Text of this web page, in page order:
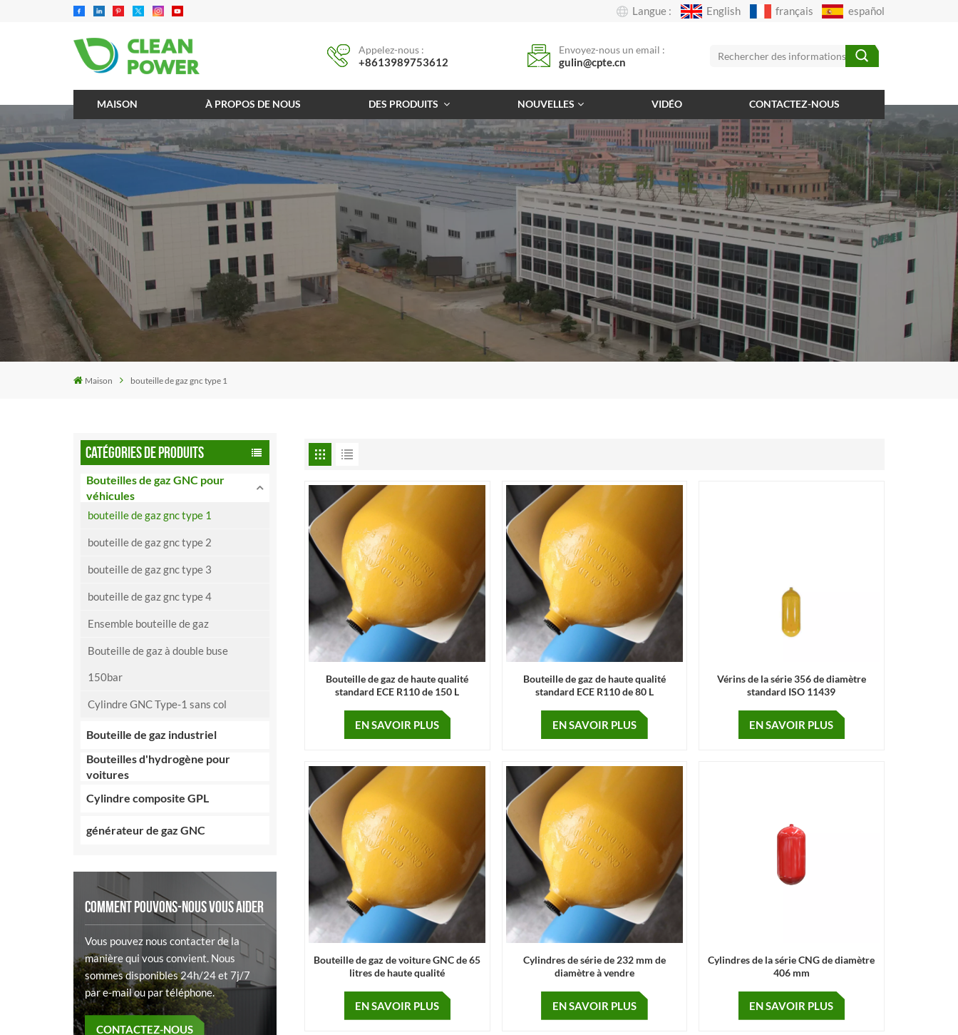
Langue : English français español
Appelez-nous :
+8613989753612
Envoyez-nous un email :
gulin@cpte.cn
MAISON À PROPOS DE NOUS DES PRODUITS NOUVELLES VIDÉO CONTACTEZ-NOUS
Maison bouteille de gaz gnc type 1
CATÉGORIES DE PRODUITS
Bouteilles de gaz GNC pour
véhicules
bouteille de gaz gnc type 1
bouteille de gaz gnc type 2
bouteille de gaz gnc type 3
bouteille de gaz gnc type 4
Ensemble bouteille de gaz
Bouteille de gaz à double buse
150bar
Cylindre GNC Type-1 sans col
Bouteille de gaz industriel
Bouteilles d'hydrogène pour
voitures
Cylindre composite GPL
générateur de gaz GNC
COMMENT POUVONS-NOUS VOUS AIDER
Vous pouvez nous contacter de la
manière qui vous convient. Nous
sommes disponibles 24h/24 et 7j/7
par e-mail ou par téléphone.
CONTACTEZ-NOUS
Bouteille de gaz de haute qualité
standard ECE R110 de 150 L
EN SAVOIR PLUS
Bouteille de gaz de haute qualité
standard ECE R110 de 80 L
EN SAVOIR PLUS
Vérins de la série 356 de diamètre
standard ISO 11439
EN SAVOIR PLUS
Bouteille de gaz de voiture GNC de 65
litres de haute qualité
EN SAVOIR PLUS
Cylindres de série de 232 mm de
diamètre à vendre
EN SAVOIR PLUS
Cylindres de la série CNG de diamètre
406 mm
EN SAVOIR PLUS